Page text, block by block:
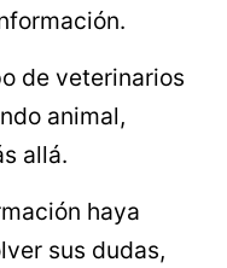
de veterinarios
animal,
allá.
haya
sus dudas,